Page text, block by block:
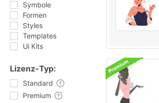
Symbole
Formen
Styles
Templates
Ui Kits
Lizenz-Typ:
Standard
Premium